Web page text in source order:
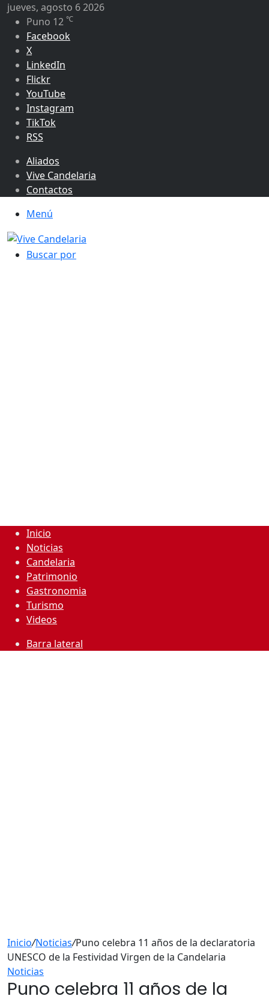
jueves, agosto 6 2026
Puno 12 ℃
Facebook
X
LinkedIn
Flickr
YouTube
Instagram
TikTok
RSS
Aliados
Vive Candelaria
Contactos
Menú
Buscar por
Inicio
Noticias
Candelaria
Patrimonio
Gastronomia
Turismo
Videos
Barra lateral
Inicio/Noticias/Puno celebra 11 años de la declaratoria
UNESCO de la Festividad Virgen de la Candelaria
Noticias
Puno celebra 11 años de la